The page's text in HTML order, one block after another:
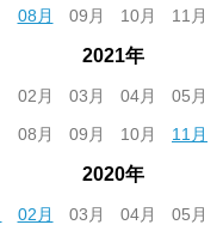
08月 09月 10月 11月
2021年
02月 03月 04月 05月
08月 09月 10月 11月
2020年
02月 03月 04月 05月